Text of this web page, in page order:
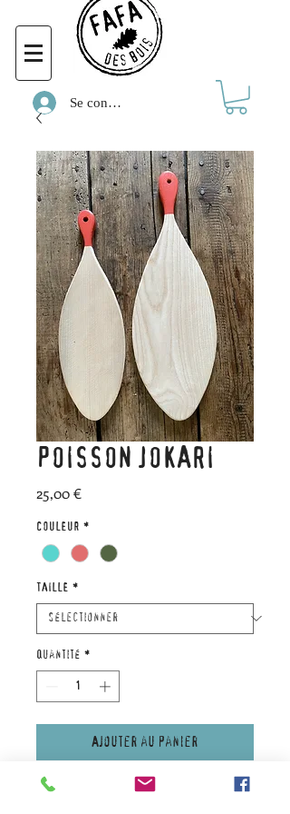
Se connecter
POISSON JOKARI
25,00 €Prix
COULEUR *
TAILLE *
Quantité *
Ajouter au panier
Poisson de présentation JOKARI